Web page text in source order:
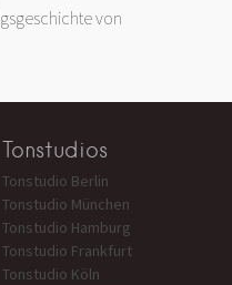
von
Tonstudios
Tonstudio Berlin
Tonstudio München
Tonstudio Hamburg
Tonstudio Frankfurt
Tonstudio Köln